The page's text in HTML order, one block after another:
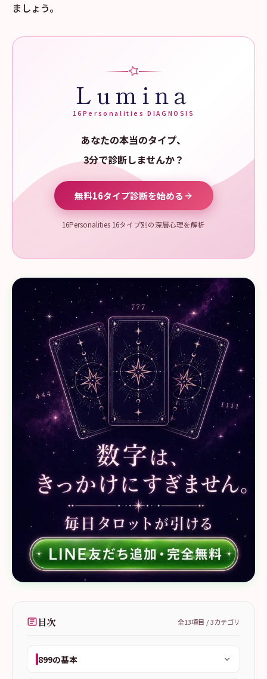
ましょう。
Lumina
16Personalities DIAGNOSIS
あなたの本当のタイプ、
3分で診断しませんか？
無料16タイプ診断を始める
16Personalities 16タイプ別の深層心理を解析
目次 全13項目 /3カテゴリ
899の基本